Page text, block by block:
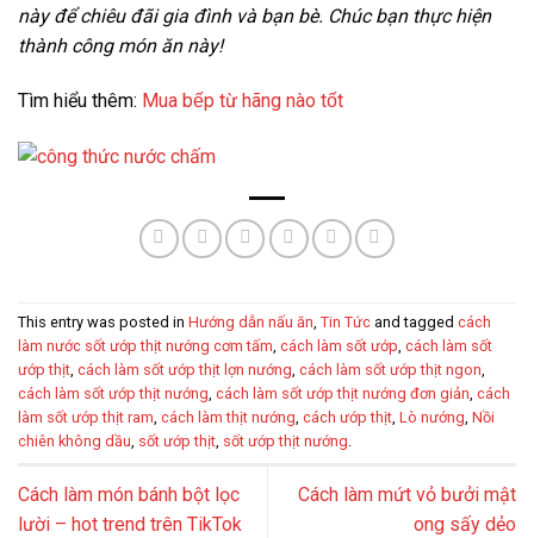
này để chiêu đãi gia đình và bạn bè. Chúc bạn thực hiện
thành công món ăn này!
Tìm hiểu thêm: Mua bếp từ hãng nào tốt
This entry was posted in Hướng dẫn nấu ăn, Tin Tức and tagged cách
làm nước sốt ướp thịt nướng cơm tấm, cách làm sốt ướp, cách làm sốt
ướp thịt, cách làm sốt ướp thịt lợn nướng, cách làm sốt ướp thịt ngon,
cách làm sốt ướp thịt nướng, cách làm sốt ướp thịt nướng đơn giản, cách
làm sốt ướp thịt ram, cách làm thịt nướng, cách ướp thịt, Lò nướng, Nồi
chiên không dầu, sốt ướp thịt, sốt ướp thịt nướng.
Cách làm món bánh bột lọc
lười – hot trend trên TikTok
Cách làm mứt vỏ bưởi mật
ong sấy dẻo